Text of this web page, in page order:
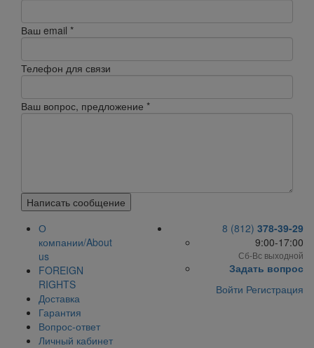
Ваш email *
Телефон для связи
Ваш вопрос, предложение *
Написать сообщение
О
компании/About
us
FOREIGN
RIGHTS
Доставка
Гарантия
Вопрос-ответ
Личный кабинет
8 (812) 378-39-29
9:00-17:00
Сб-Вс выходной
Задать вопрос
Войти Регистрация